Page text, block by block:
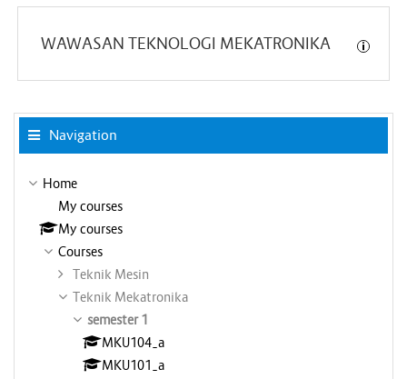
WAWASAN TEKNOLOGI MEKATRONIKA
Skip Navigation
Navigation
Home
My courses
My courses
Courses
Teknik Mesin
Teknik Mekatronika
semester 1
MKU104_a
MKU101_a